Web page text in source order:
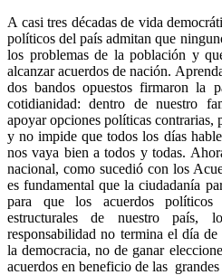
A casi tres décadas de vida
políticos del país admitan que
los problemas de la población y
alcanzar acuerdos de nación.
dos bandos opuestos firmaron la
cotidianidad: dentro de nuestro
apoyar opciones políticas contrarias,
y no impide que todos los días
nos vaya bien a todos y todas.
nacional, como sucedió con los
es fundamental que la ciudadanía
para que los acuerdos políticos
estructurales de nuestro país,
responsabilidad no termina el día
la democracia, no de ganar
acuerdos en beneficio de las